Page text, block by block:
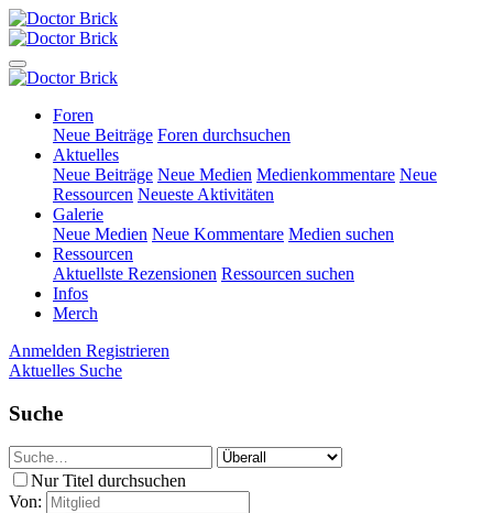
Foren
Neue Beiträge Foren durchsuchen
Aktuelles
Neue Beiträge Neue Medien Medienkommentare Neue
Ressourcen Neueste Aktivitäten
Galerie
Neue Medien Neue Kommentare Medien suchen
Ressourcen
Aktuellste Rezensionen Ressourcen suchen
Infos
Merch
Anmelden Registrieren
Aktuelles Suche
Suche
Nur Titel durchsuchen
Von: